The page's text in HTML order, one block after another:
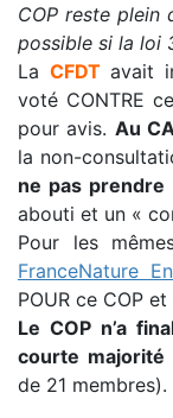
COP reste plein
possible si la loi
La CFDTavait
voté CONTRE
pour avis. Au
la non-
ne pas
abouti et un «
Pour les
FranceNature
POUR ce COP
Le COP n’a
courte majorité
de 21 membres).